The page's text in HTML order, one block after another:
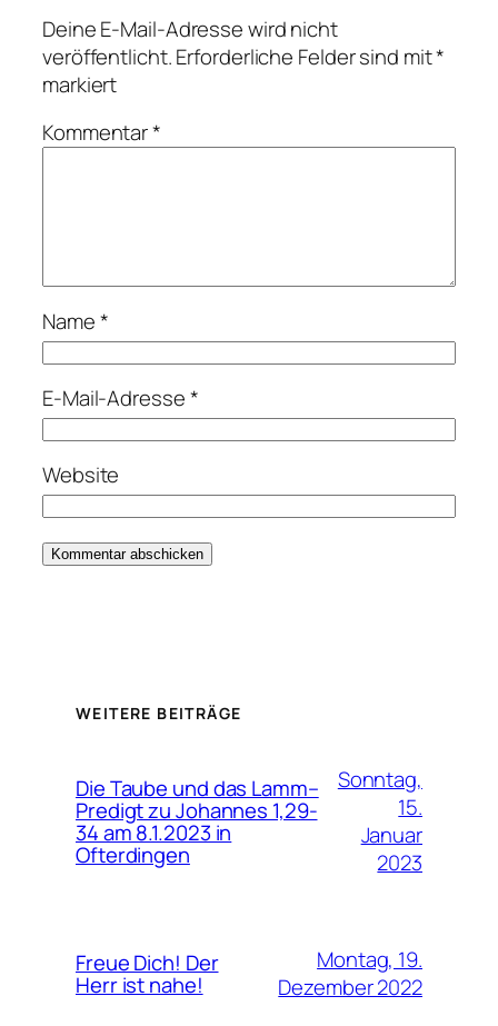
Deine E-Mail-Adresse wird nicht
veröffentlicht.Erforderliche Felder sind mit*
markiert
Kommentar*
Name*
E-Mail-Adresse*
Website
WEITERE BEITRÄGE
Die Taube und das Lamm–
Predigt zu Johannes 1,29-
34 am 8.1.2023 in
Ofterdingen
Sonntag,
15.
Januar
2023
Freue Dich! Der
Herr ist nahe!
Montag, 19.
Dezember 2022